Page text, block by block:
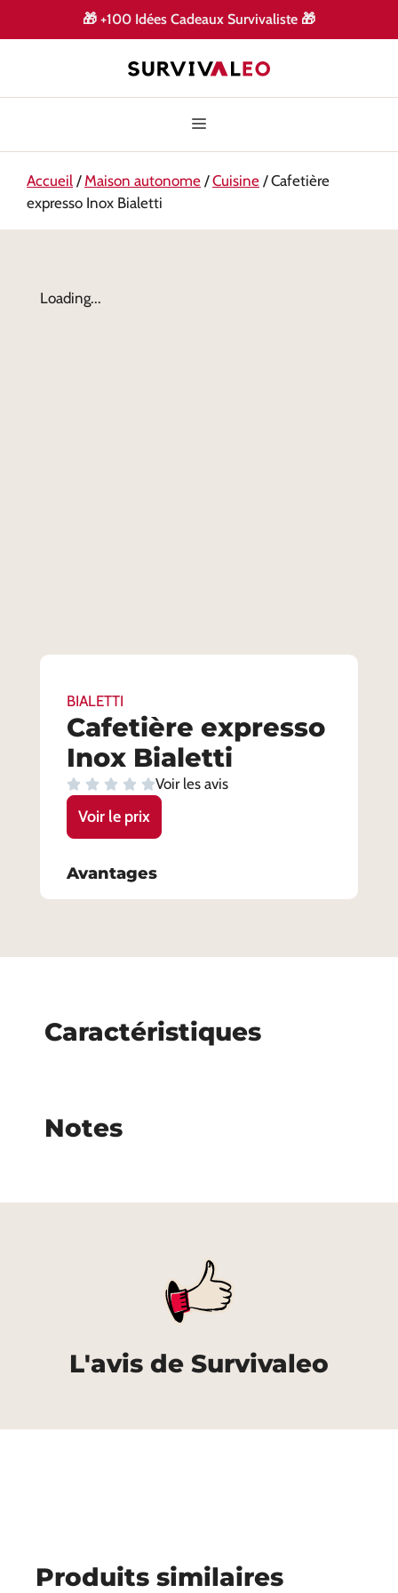
🎁 +100 Idées Cadeaux Survivaliste 🎁
Accueil /Maison autonome /Cuisine / Cafetière
expresso Inox Bialetti
Loading...
BIALETTI
Cafetière expresso
Inox Bialetti
Voir les avis
Voir le prix
Avantages
Caractéristiques
Notes
L'avis de Survivaleo
Produits similaires